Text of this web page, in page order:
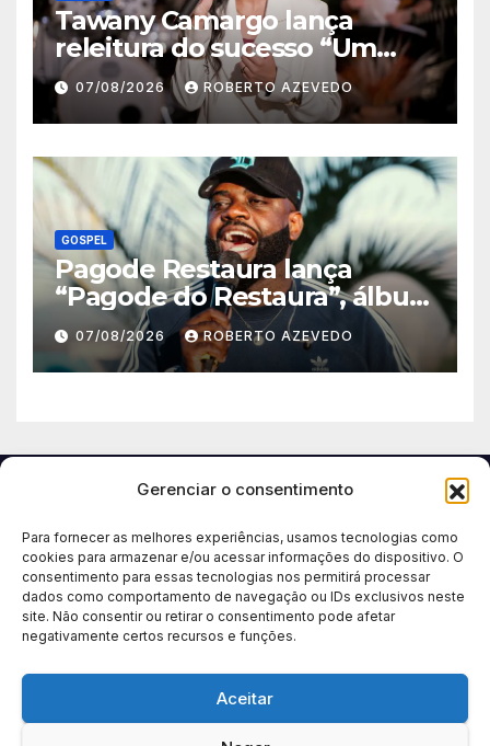
Gerenciar o consentimento
Para fornecer as melhores experiências, usamos tecnologias como
cookies para armazenar e/ou acessar informações do dispositivo. O
consentimento para essas tecnologias nos permitirá processar
dados como comportamento de navegação ou IDs exclusivos neste
site. Não consentir ou retirar o consentimento pode afetar
negativamente certos recursos e funções.
Aceitar
Tawany Camargo lança
releitura do sucesso “Um
Novo Dia” pela Louvor Eterno
07/08/2026 ROBERTO AZEVEDO
GOSPEL
Pagode Restaura lança
“Pagode do Restaura”, álbum
gravado ao vivo em
Madureira (RJ)
07/08/2026 ROBERTO AZEVEDO